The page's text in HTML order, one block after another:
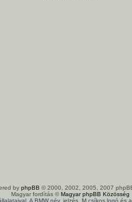
by phpBB © 2000, 2002, 2005, 2007
Magyar fordítás ©Magyar phpBB Közösség
A BMW név, jelzés, M csíkos logó